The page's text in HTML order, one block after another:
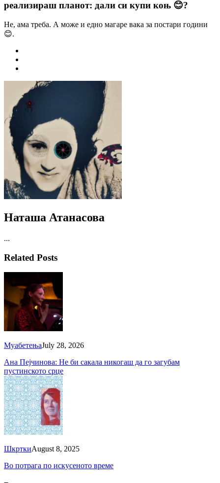
реализираш планот: дали си купи коњ 😊?
Не, ама треба. А може и едно магаре вака за постари години
😊.
Наташа Атанасова
...
Related Posts
МуабетењаJuly 28, 2026
Ана Пејчинова: Не би сакала никогаш да го загубам
пустинското срце
ШкрткиAugust 8, 2025
Во потрага по искусеното време